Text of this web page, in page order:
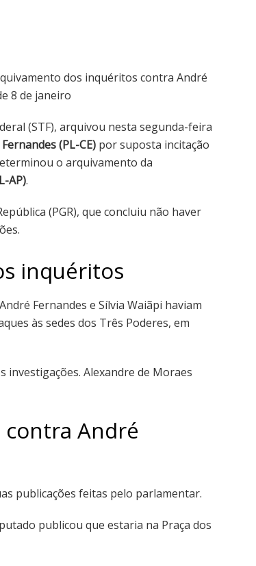
dos inquéritos contra André
8 de janeiro
(STF), arquivou nesta segunda-feira
(PL-CE) por suposta incitação
o arquivamento da
AP).
(PGR), que concluiu não haver
inquéritos
Fernandes e Sílvia Waiãpi haviam
às sedes dos Três Poderes, em
investigações. Alexandre de Moraes
contra André
publicações feitas pelo parlamentar.
publicou que estaria na Praça dos